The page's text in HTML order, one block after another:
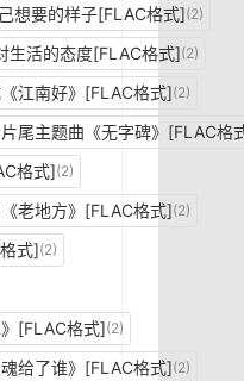
想要的样子[FLAC格式](2)
生活的态度[FLAC格式](2)
江南好》[FLAC格式](2)
尾主题曲《无字碑》[FLAC格
格式](2)
老地方》[FLAC格式](2)
式](2)
[FLAC格式](2)
给了谁》[FLAC格式](2)